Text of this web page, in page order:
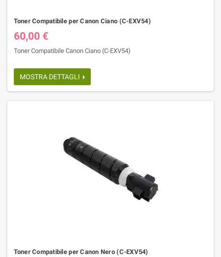
Toner Compatibile per Canon Ciano (C-EXV54)
60,00 €
Toner Compatibile Canon Ciano (C-EXV54)
MOSTRA DETTAGLI
Toner Compatibile per Canon Nero (C-EXV54)